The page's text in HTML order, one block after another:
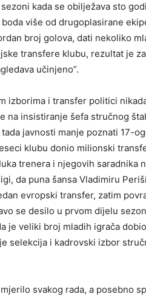
kada se obilježava sto
više od drugoplasirane
broj golova, dati nekoliko
transfere klubu, rezultat je
učinjeno”.
izborima i transfer politici
na insistiranje šefa stručnog
javnosti manje poznati 17-
klubu donio milionski
trenera i njegovih saradnika
da puna šansa Vladimiru
evropski transfer, zatim
se desilo u prvom dijelu
je veliki broj mladih igrača
selekcija i kadrovski izbor
svakog rada, a posebno